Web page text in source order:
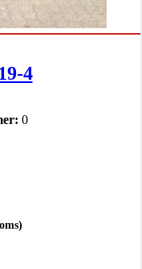
4
0